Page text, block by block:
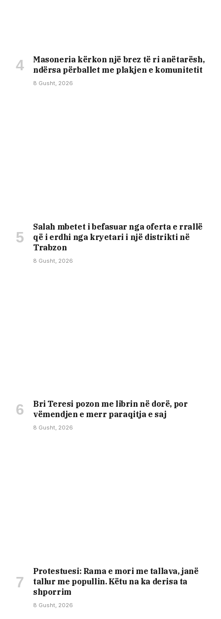
Masoneria kërkon një brez të ri anëtarësh,
ndërsa përballet me plakjen e komunitetit
8 Gusht, 2026
Salah mbetet i befasuar nga oferta e rrallë
që i erdhi nga kryetari i një distrikti në
Trabzon
8 Gusht, 2026
Bri Teresi pozon me librin në dorë, por
vëmendjen e merr paraqitja e saj
8 Gusht, 2026
Protestuesi: Rama e mori me tallava, janë
tallur me popullin. Këtu na ka derisa ta
shporrim
8 Gusht, 2026